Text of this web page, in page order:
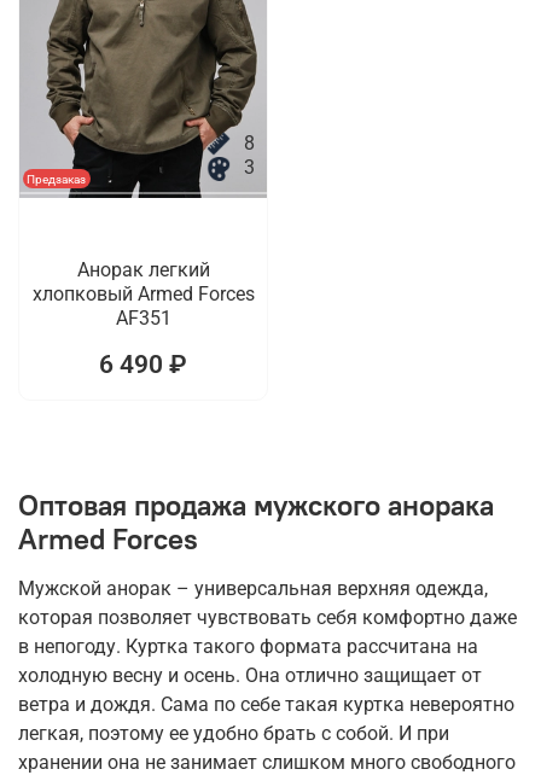
Предзаказ
8
3
Анорак легкий
хлопковый Armed Forces
AF351
6 490 ₽
Оптовая продажа мужского анорака
Armed Forces
Мужской анорак – универсальная верхняя одежда,
которая позволяет чувствовать себя комфортно даже
в непогоду. Куртка такого формата рассчитана на
холодную весну и осень. Она отлично защищает от
ветра и дождя. Сама по себе такая куртка невероятно
легкая, поэтому ее удобно брать с собой. И при
хранении она не занимает слишком много свободного